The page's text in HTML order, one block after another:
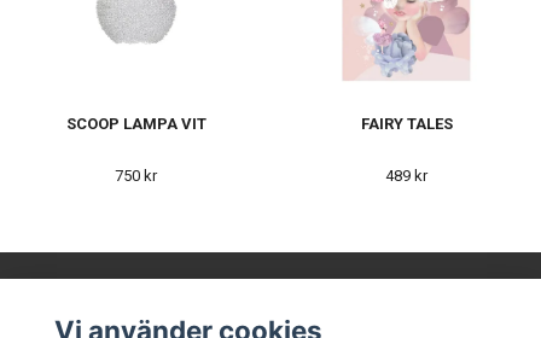
SCOOP LAMPA VIT
750 kr
FAIRY TALES
489 kr
Vi använder cookies